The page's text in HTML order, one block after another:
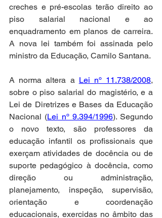
creches e pré-escolas terão direito ao
piso salarial nacional e ao
enquadramento em planos de carreira.
A nova lei também foi assinada pelo
ministro da Educação, Camilo Santana.
A norma altera a Lei nº 11.738/2008,
sobre o piso salarial do magistério, e a
Lei de Diretrizes e Bases da Educação
Nacional (Lei nº 9.394/1996). Segundo
o novo texto, são professores da
educação infantil os profissionais que
exerçam atividades de docência ou de
suporte pedagógico à docência, como
direção ou administração,
planejamento, inspeção, supervisão,
orientação e coordenação
educacionais, exercidas no âmbito das